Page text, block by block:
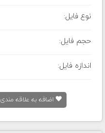
نوع فایل:
حجم فایل:
اندازه فایل:
اضافه به علاقه مندی